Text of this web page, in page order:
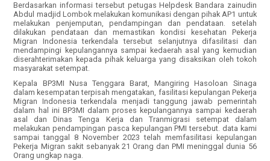
Berdasarkan informasi tersebut petugas Helpdesk Bandara zainudin
Abdul madjid Lombok melakukan komunikasi dengan pihak AP1 untuk
melakukan penjemputan, pendampingan dan pendataan. setelah
dilakukan pendataan dan memastikan kondisi kesehatan Pekerja
Migran Indonesia terkendala tersebut selanjutnya difasilitasi dan
mendampingi kepulangannya sampai kedaerah asal yang kemudian
diserahterimakan kepada pihak keluarga yang disaksikan oleh tokoh
masyarakat setempat.
Kepala BP3MI Nusa Tenggara Barat, Mangiring Hasoloan Sinaga
dalam kesempatan terpisah mengatakan, fasilitasi kepulangan Pekerja
Migran Indonesia terkendala menjadi tanggung jawab pemerintah
dalam hal ini BP3MI dalam proses kepulangannya sampai kedaerah
asal dan Dinas Tenga Kerja dan Tranmigrasi setempat dalam
melakukan pendampingan pasca kepulangan PMI tersebut. data kami
sampai tanggal 8 November 2023 telah memfasilitasi kepulangan
Pekerja Migran sakit sebanyak 21 Orang dan PMI meninggal dunia 56
Orang ungkap naga.